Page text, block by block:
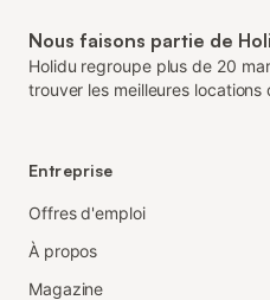
Nous faisons partie de
Holidu regroupe plus de 20
trouver les meilleures locations
Entreprise
Offres d'emploi
À propos
Magazine